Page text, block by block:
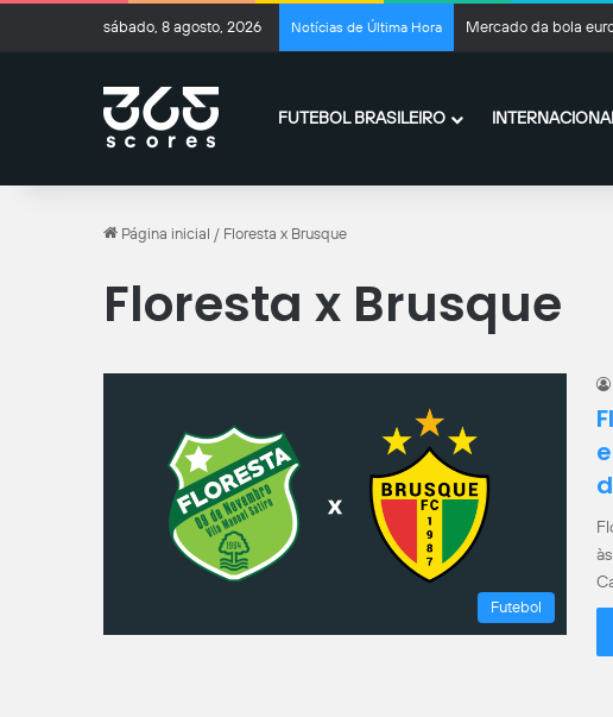
sábado, 8 agosto, 2026 Notícias de Última Hora Mercado da bola
FUTEBOL BRASILEIRO
Página inicial / Floresta x Brusque
Floresta x Brusque
Futebol